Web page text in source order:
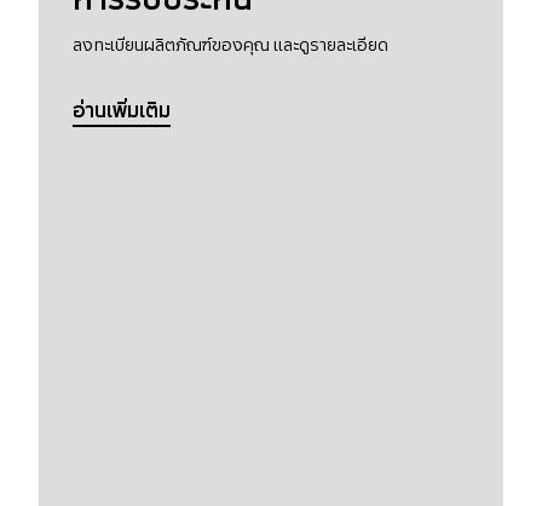
ลงทะเบียนผลิตภัณฑ์ของคุณ และดูรายละเอียด
อ่านเพิ่มเติม